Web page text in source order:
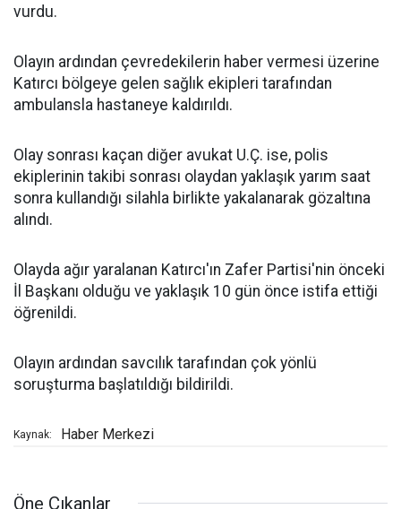
vurdu.
Olayın ardından çevredekilerin haber vermesi üzerine
Katırcı bölgeye gelen sağlık ekipleri tarafından
ambulansla hastaneye kaldırıldı.
Olay sonrası kaçan diğer avukat U.Ç. ise, polis
ekiplerinin takibi sonrası olaydan yaklaşık yarım saat
sonra kullandığı silahla birlikte yakalanarak gözaltına
alındı.
Olayda ağır yaralanan Katırcı'ın Zafer Partisi'nin önceki
İl Başkanı olduğu ve yaklaşık 10 gün önce istifa ettiği
öğrenildi.
Olayın ardından savcılık tarafından çok yönlü
soruşturma başlatıldığı bildirildi.
Kaynak: Haber Merkezi
Öne Çıkanlar